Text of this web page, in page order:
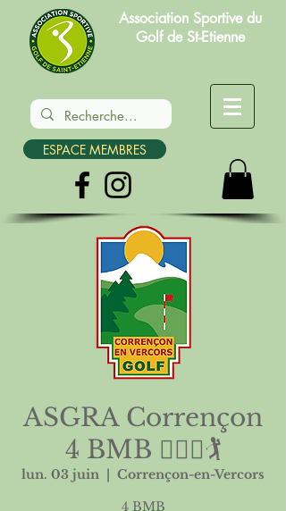
Association Sportive du
Golf de St-Etienne
ESPACE MEMBRES
ASGRA Corrençon
4 BMB 🏌🏻‍♀️🏌️
lun. 03 juin
Corrençon-en-Vercors